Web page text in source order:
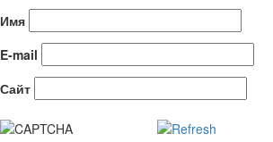
Имя
E-mail
Сайт